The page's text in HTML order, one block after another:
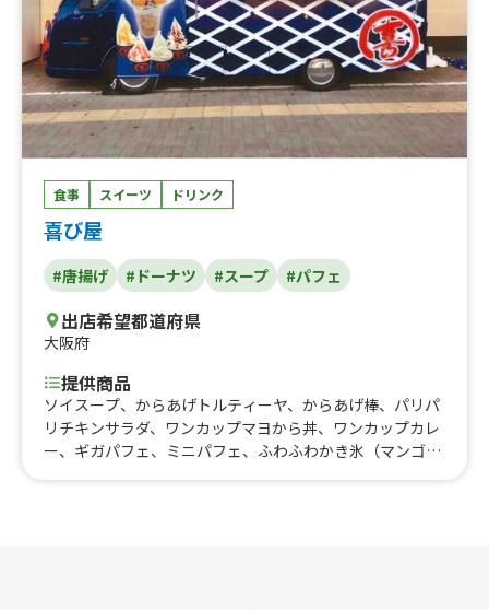
食事 スイーツ ドリンク
喜び屋
#唐揚げ #ドーナツ #スープ #パフェ
出店希望都道府県
大阪府
提供商品
ソイスープ、からあげトルティーヤ、からあげ棒、パリパ
リチキンサラダ、ワンカップマヨから丼、ワンカップカレ
ー、ギガパフェ、ミニパフェ、ふわふわかき氷（マンゴ